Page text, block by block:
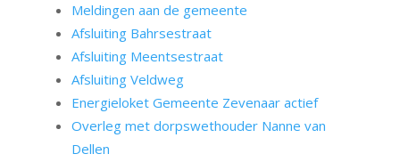
Meldingen aan de gemeente
Afsluiting Bahrsestraat
Afsluiting Meentsestraat
Afsluiting Veldweg
Energieloket Gemeente Zevenaar actief
Overleg met dorpswethouder Nanne van
Dellen